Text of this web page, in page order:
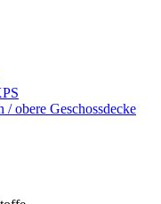
obere Geschossdecke